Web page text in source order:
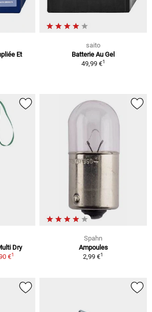
Et
saito
Batterie Au Gel
49,99 €1
Dry
€1
Spahn
Ampoules
2,99 €1